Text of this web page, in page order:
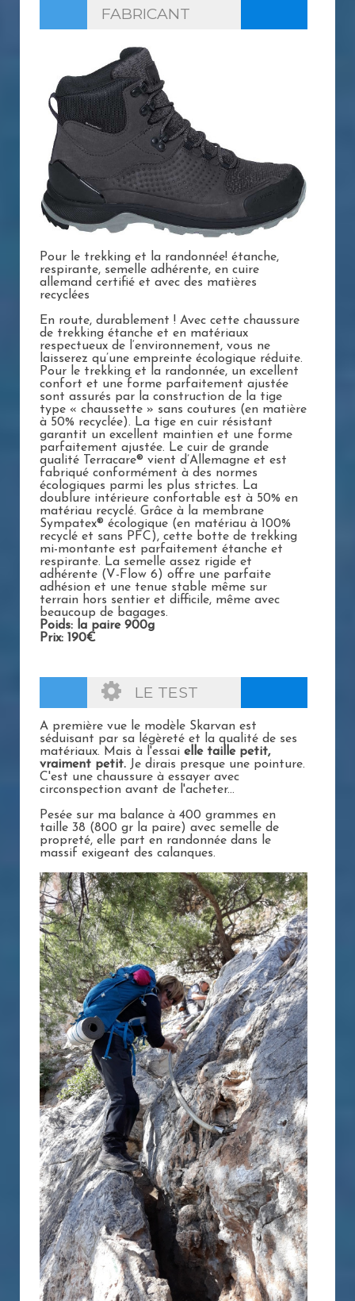
FABRICANT
Pour le trekking et la randonnée! étanche,
respirante, semelle adhérente, en cuire
allemand certifié et avec des matières
recyclées
En route, durablement ! Avec cette chaussure
de trekking étanche et en matériaux
respectueux de l‘environnement, vous ne
laisserez qu’une empreinte écologique réduite.
Pour le trekking et la randonnée, un excellent
confort et une forme parfaitement ajustée
sont assurés par la construction de la tige
type « chaussette » sans coutures (en matière
à 50% recyclée). La tige en cuir résistant
garantit un excellent maintien et une forme
parfaitement ajustée. Le cuir de grande
qualité Terracare® vient d’Allemagne et est
fabriqué conformément à des normes
écologiques parmi les plus strictes. La
doublure intérieure confortable est à 50% en
matériau recyclé. Grâce à la membrane
Sympatex® écologique (en matériau à 100%
recyclé et sans PFC), cette botte de trekking
mi-montante est parfaitement étanche et
respirante. La semelle assez rigide et
adhérente (V-Flow 6) offre une parfaite
adhésion et une tenue stable même sur
terrain hors sentier et difficile, même avec
beaucoup de bagages.
Poids: la paire 900g
Prix: 190€
LE TEST
A première vue le modèle Skarvan est
séduisant par sa légèreté et la qualité de ses
matériaux. Mais à l'essai elle taille petit,
vraiment petit. Je dirais presque une pointure.
C'est une chaussure à essayer avec
circonspection avant de l'acheter...
Pesée sur ma balance à 400 grammes en
taille 38 (800 gr la paire) avec semelle de
propreté, elle part en randonnée dans le
massif exigeant des calanques.